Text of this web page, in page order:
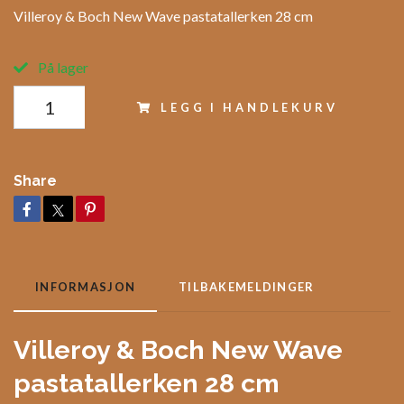
Villeroy & Boch New Wave pastatallerken 28 cm
På lager
LEGG I HANDLEKURV
Share
INFORMASJON TILBAKEMELDINGER
Villeroy & Boch New Wave
pastatallerken 28 cm